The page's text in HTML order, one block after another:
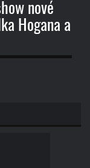
nové
Hogana a